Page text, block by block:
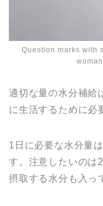
Question marks with
適切な量の水分補給
に生活するために必
1日に必要な水分量
す。注意したいのは
摂取する水分も入っ